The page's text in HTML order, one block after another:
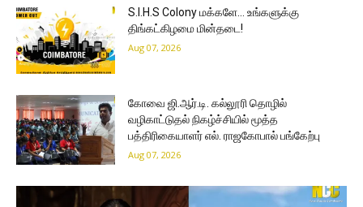
S.I.H.S Colony மக்களே… உங்களுக்கு
திங்கட்கிழமை மின்தடை!
Aug 07, 2026
கோவை ஜி.ஆர்.டி. கல்லூரி தொழில்
வழிகாட்டுதல் நிகழ்ச்சியில் மூத்த
பத்திரிகையாளர் எல். ராஜகோபால் பங்கேற்பு
Aug 07, 2026